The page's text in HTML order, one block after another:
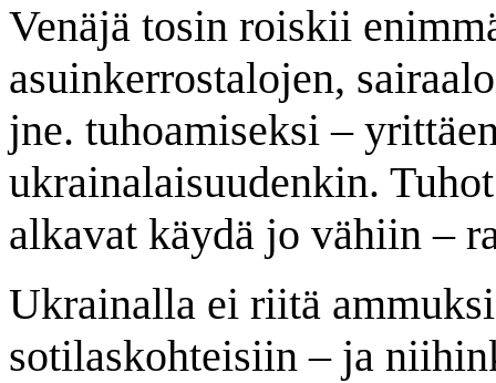
Venäjä tosin roiskii
asuinkerrostalojen,
jne. tuhoamiseksi –
ukrainalaisuudenkin.
alkavat käydä jo vähiin –
Ukrainalla ei riitä
sotilaskohteisiin – ja